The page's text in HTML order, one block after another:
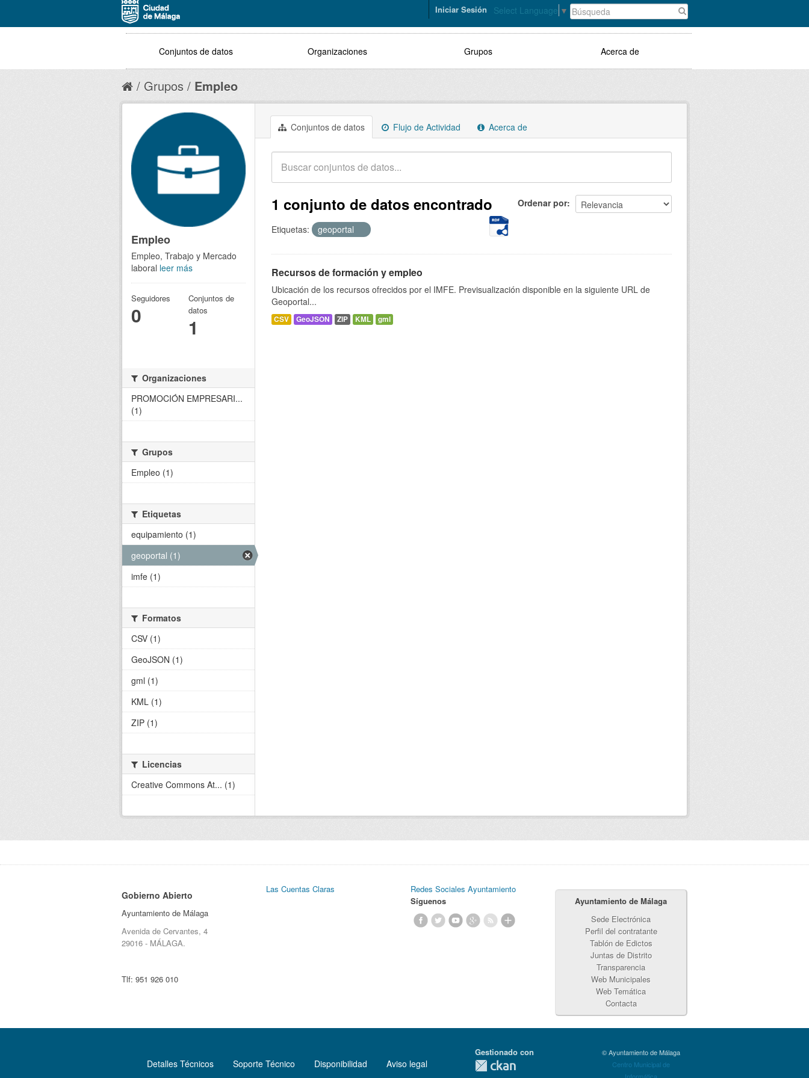
Select Language ▼
Iniciar Sesión
Conjuntos de datos Organizaciones Grupos Acerca de
Grupos Empleo
Conjuntos de datos Flujo de Actividad Acerca de
Ordenar por
1 conjunto de datos encontrado
Etiquetas: geoportal
Recursos de formación y empleo
Ubicación de los recursos ofrecidos por el IMFE. Previsualización disponible en la siguiente URL de
Geoportal...
CSV GeoJSON ZIP KML gml
Empleo
Empleo, Trabajo y Mercado
laboral leer más
Seguidores
0
Conjuntos de
datos
1
Organizaciones
PROMOCIÓN EMPRESARI...
(1)
Grupos
Empleo (1)
Etiquetas
equipamiento (1)
geoportal (1)
imfe (1)
Formatos
CSV (1)
GeoJSON (1)
gml (1)
KML (1)
ZIP (1)
Licencias
Creative Commons At... (1)
Gobierno Abierto
Ayuntamiento de Málaga
Avenida de Cervantes, 4
29016 - MÁLAGA.
Tlf: 951 926 010
Las Cuentas Claras
Redes Sociales Ayuntamiento
Síguenos
Ayuntamiento de Málaga
Sede Electrónica
Perfil del contratante
Tablón de Edictos
Juntas de Distrito
Transparencia
Web Municipales
Web Temática
Contacta
Detalles Técnicos Soporte Técnico Disponibilidad Aviso legal
Gestionado con
© Ayuntamiento de Málaga
Centro Municipal de